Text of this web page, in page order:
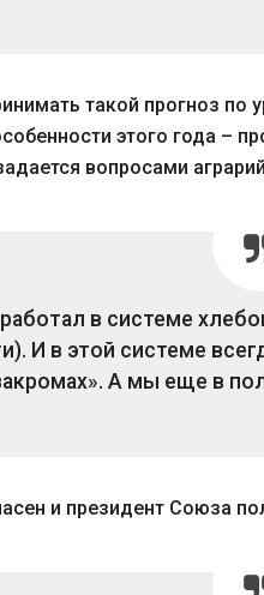
такой прогноз
этого года –
вопросами
в системе
И в этой системе
А мы еще в
и президент Союза